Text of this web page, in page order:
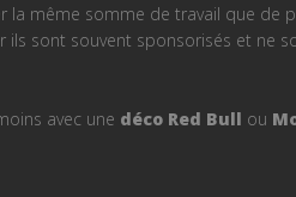
la même somme de travail que de
sont souvent sponsorisés et ne
avec une déco Red Bull ou